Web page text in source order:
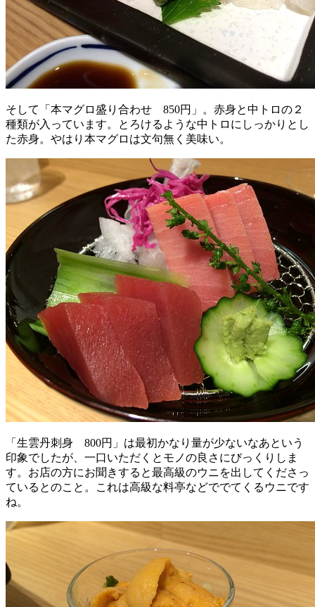
そして「本マグロ盛り合わせ 850円」。赤身と中トロの２
種類が入っています。とろけるような中トロにしっかりとし
た赤身。やはり本マグロは文句無く美味い。
「生雲丹刺身 800円」は最初かなり量が少ないなあという
印象でしたが、一口いただくとモノの良さにびっくりしま
す。お店の方にお聞きすると最高級のウニを出してくださっ
ているとのこと。これは高級な料亭などででてくるウニです
ね。